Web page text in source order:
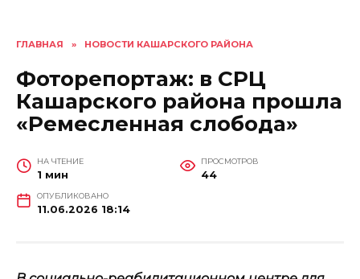
ГЛАВНАЯ » НОВОСТИ КАШАРСКОГО РАЙОНА
Фоторепортаж: в СРЦ
Кашарского района прошла
«Ремесленная слобода»
НА ЧТЕНИЕ
1 мин
ПРОСМОТРОВ
44
ОПУБЛИКОВАНО
11.06.2026 18:14